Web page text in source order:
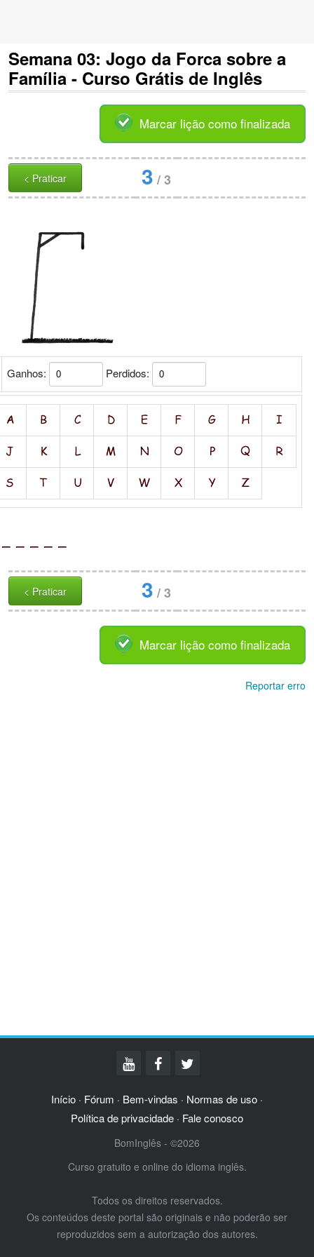
Semana 03: Jogo da Forca sobre a
Família - Curso Grátis de Inglês
Marcar lição como finalizada
< Praticar 3 /3
Ganhos: Perdidos:
< Praticar 3 /3
Marcar lição como finalizada
Reportar erro
Início · Fórum · Bem-vindas · Normas de uso ·
Política de privacidade · Fale conosco
BomInglês - ©2026
Curso gratuito e online do idioma inglês.
Todos os direitos reservados.
Os conteúdos deste portal são originais e não poderão ser
reproduzidos sem a autorização dos autores.